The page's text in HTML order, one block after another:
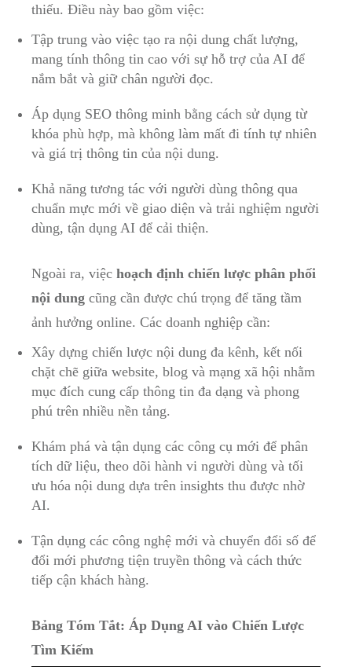
thiếu. Điều này bao gồm việc:
Tập trung vào việc tạo ra nội dung chất lượng,
mang tính thông tin cao với sự hỗ trợ của AI để
nắm bắt và giữ chân người đọc.
Áp dụng SEO thông minh bằng cách sử dụng từ
khóa phù hợp, mà không làm mất đi tính tự nhiên
và giá trị thông tin của nội dung.
Khả năng tương tác với người dùng thông qua
chuẩn mực mới về giao diện và trải nghiệm người
dùng, tận dụng AI để cải thiện.
Ngoài ra, việc hoạch định chiến lược phân phối
nội dung cũng cần được chú trọng để tăng tầm
ảnh hưởng online. Các doanh nghiệp cần:
Xây dựng chiến lược nội dung đa kênh, kết nối
chặt chẽ giữa website, blog và mạng xã hội nhằm
mục đích cung cấp thông tin đa dạng và phong
phú trên nhiều nền tảng.
Khám phá và tận dụng các công cụ mới để phân
tích dữ liệu, theo dõi hành vi người dùng và tối
ưu hóa nội dung dựa trên insights thu được nhờ
AI.
Tận dụng các công nghệ mới và chuyển đổi số để
đổi mới phương tiện truyền thông và cách thức
tiếp cận khách hàng.
Bảng Tóm Tắt: Áp Dụng AI vào Chiến Lược
Tìm Kiếm